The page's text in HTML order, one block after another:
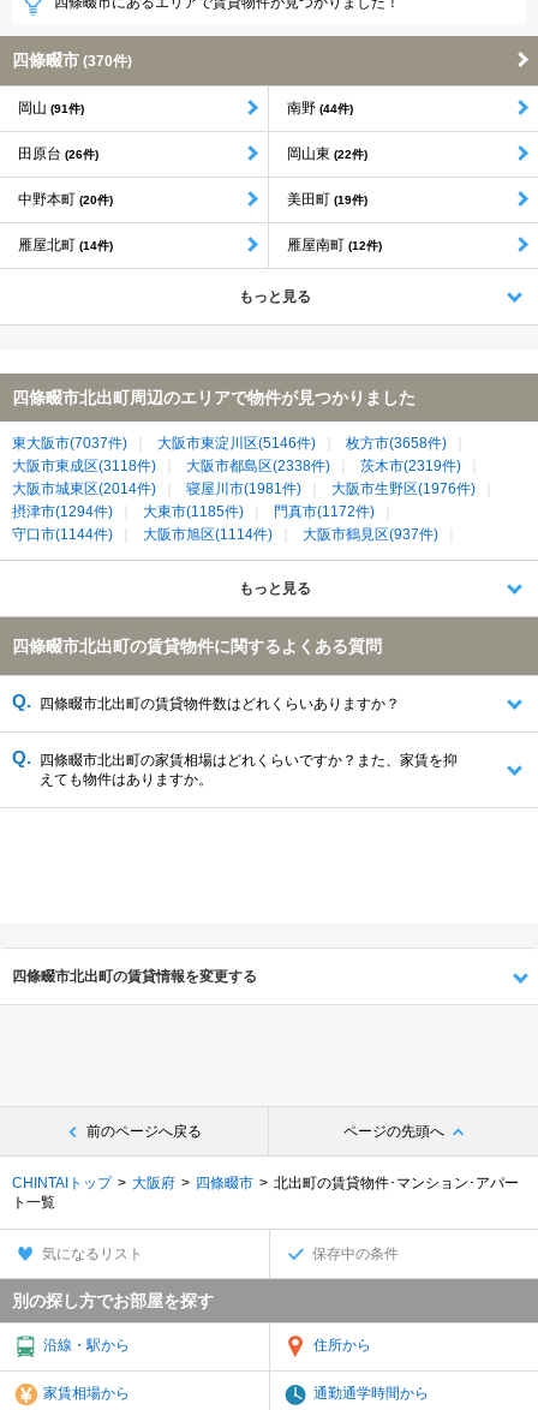
四條畷市 (370件)
岡山 (91件) 南野 (44件)
田原台 (26件) 岡山東 (22件)
中野本町 (20件) 美田町 (19件)
雁屋北町 (14件) 雁屋南町 (12件)
もっと見る
四條畷市北出町周辺のエリアで物件が見つかりました
東大阪市(7037件) 大阪市東淀川区(5146件)
枚方市(3658件)
大阪市東成区(3118件)
大阪市都島区(2338件)
茨木市(2319件)
大阪市城東区(2014件)
寝屋川市(1981件)
大阪市生野区(1976件)
摂津市(1294件)
大東市(1185件)
門真市(1172件)
守口市(1144件)
大阪市旭区(1114件)
大阪市鶴見区(937件)
交野市(842件)
四條畷市(370件) 生駒市(367件)
もっと見る
四條畷市北出町の賃貸物件に関するよくある質問
四條畷市北出町の賃貸物件数はどれくらいありますか？
四條畷市北出町の家賃相場はどれくらいですか？また、家賃を抑
えても物件はありますか。
四條畷市北出町の賃貸情報を変更する
前のページへ戻る ページの先頭へ
CHINTAIトップ 大阪府 四條畷市
北出町の賃貸物件･マンション･アパー
ト一覧
気になるリスト 保存中の条件
別の探し方でお部屋を探す
沿線・駅から 住所から
家賃相場から 通勤通学時間から